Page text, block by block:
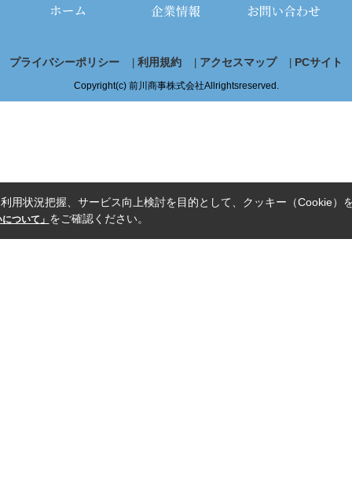
プライバシーポリシー 利用規約 アクセスマップ PCサイト
Copyright(c) 前川商事株式会社Allrightsreserved.
用状況把握、サービス向上検討を目的として、クッキー（Cookie）
ついて」 をご確認ください。